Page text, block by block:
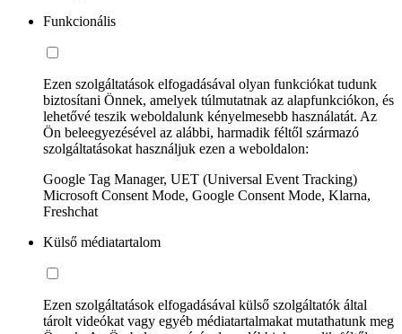
Funkcionális
Ezen szolgáltatások elfogadásával olyan funkciókat tudunk
biztosítani Önnek, amelyek túlmutatnak az alapfunkciókon, és
lehetővé teszik weboldalunk kényelmesebb használatát. Az
Ön beleegyezésével az alábbi, harmadik féltől származó
szolgáltatásokat használjuk ezen a weboldalon:
Google Tag Manager, UET (Universal Event Tracking)
Microsoft Consent Mode, Google Consent Mode, Klarna,
Freshchat
Külső médiatartalom
Ezen szolgáltatások elfogadásával külső szolgáltatók által
tárolt videókat vagy egyéb médiatartalmakat mutathatunk meg